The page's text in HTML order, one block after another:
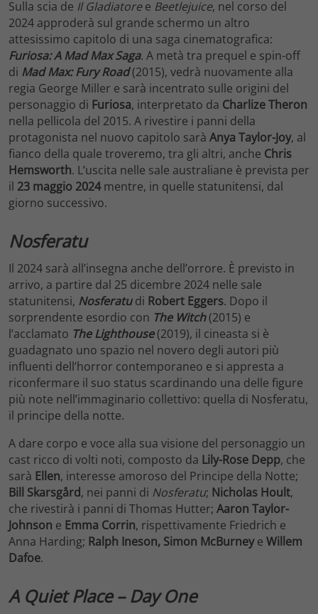
Sulla scia de Il Gladiatoree Beetlejuice, nel corso del
2024 approderà sul grande schermo un altro
attesissimo capitolo di una saga cinematografica:
Furiosa: A Mad Max Saga. A metà tra prequel e spin-off
di Mad Max: Fury Road(2015), vedrà nuovamente alla
regia George Miller e sarà incentrato sulle origini del
personaggio di Furiosa, interpretato da Charlize Theron
nella pellicola del 2015. A rivestire i panni della
protagonista nel nuovo capitolo sarà Anya Taylor-Joy, al
fianco della quale troveremo, tra gli altri, anche Chris
Hemsworth. L’uscita nelle sale australiane è prevista per
il 23 maggio 2024mentre, in quelle statunitensi, dal
giorno successivo.
Nosferatu
Il 2024 sarà all’insegna anche dell’orrore. È previsto in
arrivo, a partire dal 25 dicembre 2024 nelle sale
statunitensi, Nosferatudi Robert Eggers. Dopo il
sorprendente esordio con The Witch(2015) e
l’acclamato The Lighthouse(2019), il cineasta si è
guadagnato uno spazio nel novero degli autori più
influenti dell’horror contemporaneo e si appresta a
riconfermare il suo status scardinando una delle figure
più note nell’immaginario collettivo: quella di Nosferatu,
il principe della notte.
A dare corpo e voce alla sua visione del personaggio un
cast ricco di volti noti, composto da Lily-Rose Depp, che
sarà Ellen, interesse amoroso del Principe della Notte;
Bill Skarsgård, nei panni di Nosferatu; Nicholas Hoult,
che rivestirà i panni di Thomas Hutter; Aaron Taylor-
Johnson e Emma Corrin, rispettivamente Friedrich e
Anna Harding; Ralph Ineson, Simon McBurneye Willem
Dafoe.
A Quiet Place – Day One